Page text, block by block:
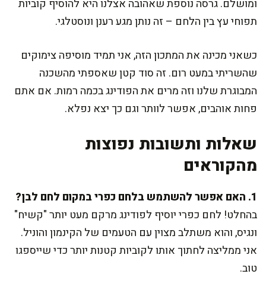
ומושלם. גרסה נוספת שאהובה אצלנו היא להוסיף קוביות
תפוחי עץ בין הלחם – זה נותן מגע רענן ונוסטלגי.
כשאני מכינה את המתכון הזה, אני תמיד מוסיפה צימוקים
שהשריתי במעט רום. זה סוד קטן שאספתי מהשכנה
המבוגרת שלנו וזה מרים את הפודינג בכמה רמות. אם אתם
פחות אוהבים, אפשר לוותר וגם כך יצא נפלא.
שאלות ותשובות נפוצות
מהקוראים
1. האם אפשר להשתמש בלחם כפרי במקום לחם לבן?
בהחלט! לחם כפרי יוסיף לפודינג מרקם מעט יותר "קשיח"
ונגיס, והוא משתלב מצוין עם הטעמים של הקינמון והוניל.
אני ממליצה לחתוך אותו לקוביות קטנות יותר כדי שייספגו
טוב.